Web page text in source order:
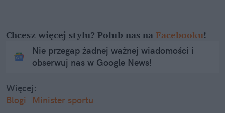
Chcesz więcej stylu? Polub nas naFacebooku!
Nie przegap żadnej ważnej wiadomości i
obserwuj nas w Google News!
Więcej:
Blogi
Minister sportu